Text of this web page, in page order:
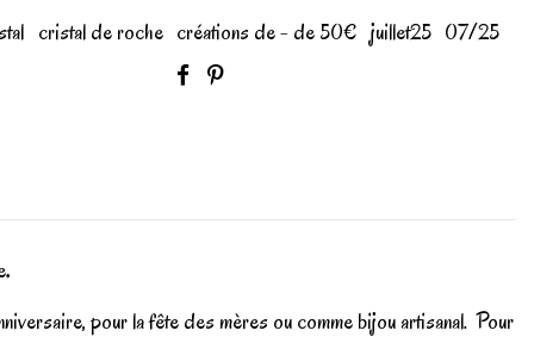
cristal de roche créations de - de 50€ juillet25 07/25
.
pour la fête des mères ou comme bijou artisanal. Pour